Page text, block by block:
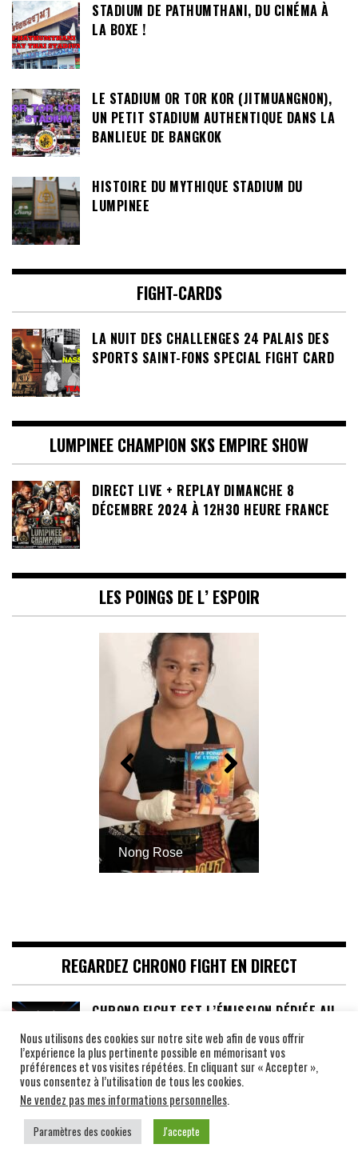
STADIUM DE PATHUMTHANI, DU CINÉMA À
LA BOXE !
LE STADIUM OR TOR KOR (JITMUANGNON),
UN PETIT STADIUM AUTHENTIQUE DANS LA
BANLIEUE DE BANGKOK
HISTOIRE DU MYTHIQUE STADIUM DU
LUMPINEE
FIGHT-CARDS
LA NUIT DES CHALLENGES 24 PALAIS DES
SPORTS SAINT-FONS SPECIAL FIGHT CARD
LUMPINEE CHAMPION SKS EMPIRE SHOW
DIRECT LIVE + REPLAY DIMANCHE 8
DÉCEMBRE 2024 À 12H30 HEURE FRANCE
LES POINGS DE L’ ESPOIR
Nong Rose
REGARDEZ CHRONO FIGHT EN DIRECT
CHRONO FIGHT EST L’ÉMISSION DÉDIÉE AU
MUAY THAÏ ET AUX SPORTS DE COMBAT
PIEDS-POINGS
AU-DELÀ DU RING
Nous utilisons des cookies sur notre site web afin de vous offrir
l’expérience la plus pertinente possible en mémorisant vos
préférences et vos visites répétées. En cliquant sur « Accepter »,
vous consentez à l’utilisation de tous les cookies.
Ne vendez pas mes informations personnelles.
Paramètres des cookies J'accepte